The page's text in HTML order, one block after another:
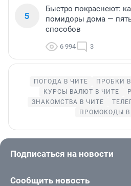
5
Быстро покраснеют:
помидоры дома —
способов
6 994 3
ПОГОДА В ЧИТЕ ПРОБКИ
КУРСЫ ВАЛЮТ В ЧИТЕ
ЗНАКОМСТВА В ЧИТЕ
ПРОМОКОДЫ В
Подписаться на новости
Сообщить новость